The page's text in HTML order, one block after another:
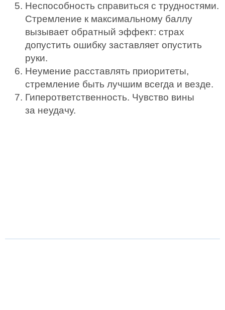
Неспособность справиться с трудностями.
Стремление к максимальному баллу
вызывает обратный эффект: страх
допустить ошибку заставляет опустить
руки.
Неумение расставлять приоритеты,
стремление быть лучшим всегда и везде.
Гиперответственность. Чувство вины
за неудачу.